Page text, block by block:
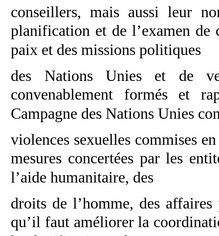
conseillers, mais aussi leur
planification et de l’examen de
paix et des missions politiques
des Nations Unies et de
convenablement formés et
Campagne des Nations Unies
violences sexuelles commises
mesures concertées par les
l’aide humanitaire, des
droits de l’homme, des
qu’il faut améliorer la